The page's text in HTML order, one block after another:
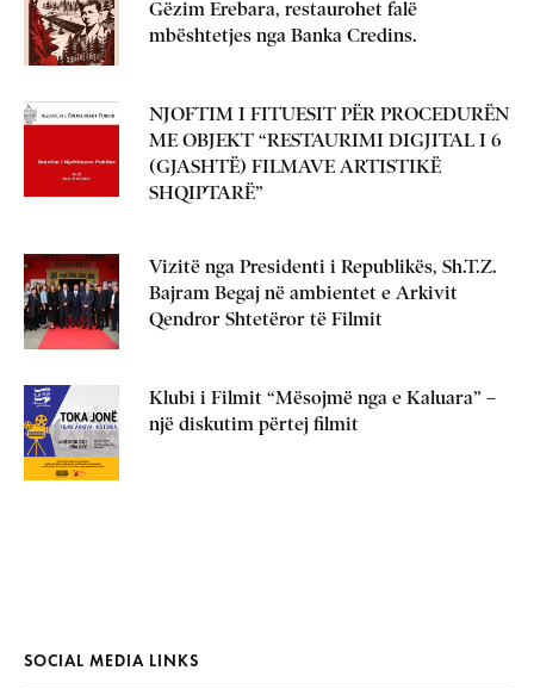
Gëzim Erebara, restaurohet falë
mbështetjes nga Banka Credins.
NJOFTIM I FITUESIT PËR PROCEDURËN
ME OBJEKT “RESTAURIMI DIGJITAL I 6
(GJASHTË) FILMAVE ARTISTIKË
SHQIPTARË”
Vizitë nga Presidenti i Republikës, Sh.T.Z.
Bajram Begaj në ambientet e Arkivit
Qendror Shtetëror të Filmit
Klubi i Filmit “Mësojmë nga e Kaluara” –
një diskutim përtej filmit
SOCIAL MEDIA LINKS